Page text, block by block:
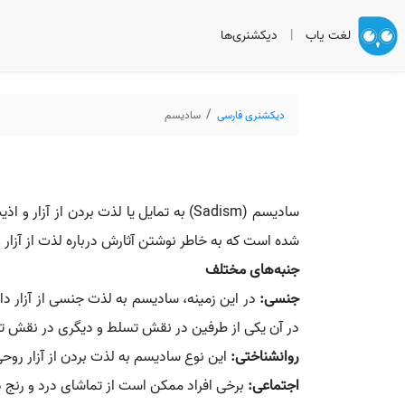
لغت یاب | دیکشنری‌ها
دیکشنری فارسی سادیسم
شده است که به خاطر نوشتن آثارش درباره لذت از
جنبه‌های مختلف
جنسی:
در آن یکی از طرفین در نقش تسلط و دیگری در نقش
روانشناختی: این نوع سادیسم به لذت بردن از آزار
اجتماعی: برخی افراد ممکن است از تماشای درد و